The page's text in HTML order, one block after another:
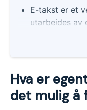
E-takst er et
utarbeides av
lagres i en
hovedsakelig
vurdering av
rundt,
Hva er
det mulig å